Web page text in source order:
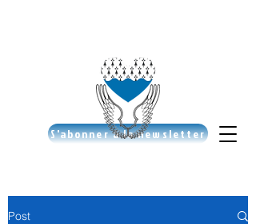
S'abonner à la newsletter
Post